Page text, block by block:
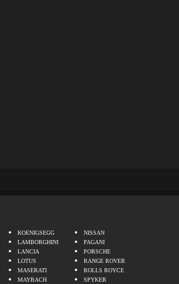
KOENIGSEGG
LAMBORGHINI
LANCIA
LOTUS
MASERATI
MAYBACH
NISSAN
PAGANI
PORSCHE
RANGE ROVER
ROLLS ROYCE
SPYKER